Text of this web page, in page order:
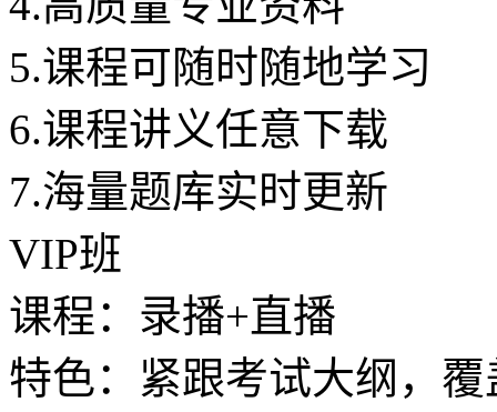
5.课程可随时随地学习
6.课程讲义任意下载
7.海量题库实时更新
VIP班
课程：录播+直播
特色：紧跟考试大纲，